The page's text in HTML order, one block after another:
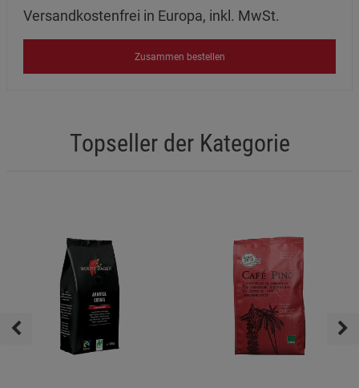
Versandkostenfrei in Europa, inkl. MwSt.
Zusammen bestellen
Topseller der Kategorie